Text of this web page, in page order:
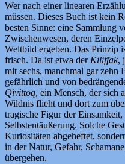
Wer nach einer linearen
müssen. Dieses Buch ist kein
besten Sinne: eine Sammlung
Zwischenwesen, deren
Weltbild ergeben. Das Prinzip
frisch. Da ist etwa derKiliffak,
mit sechs, manchmal gar zehn
gefährlich und von
Qivittoq, ein Mensch, der sich
Wildnis flieht und dort zum
tragische Figur der
Selbstentäußerung. Solche
Kuriositäten abgeheftet,
in der Natur, Gefahr,
übergehen.